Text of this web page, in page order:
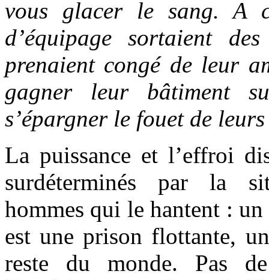
vous glacer le sang. A
d’équipage sortaient
prenaient congé de leur
gagner leur bâtiment
s’épargner le fouet de
La puissance et l’effroi
surdéterminés par la
hommes qui le hantent :
est une prison flottante,
reste du monde. Pas